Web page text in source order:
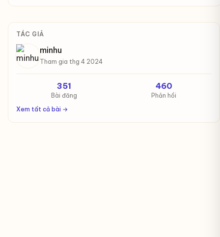
TÁC GIẢ
minhu
Tham gia thg 4 2024
351
Bài đăng
460
Phản hồi
Xem tất cả bài →